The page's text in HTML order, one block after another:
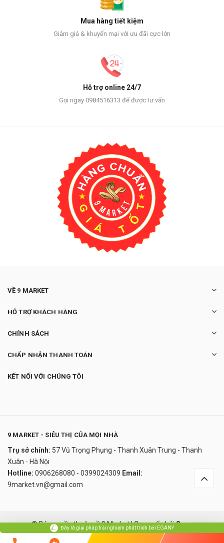
Mua hàng tiết kiệm
Giảm giá & khuyến mại với ưu đãi cực lớn
Hỗ trợ online 24/7
Gọi ngay 0984516313 để được tư vấn
VỀ 9 MARKET
HỖ TRỢ KHÁCH HÀNG
CHÍNH SÁCH
CHẤP NHẬN THANH TOÁN
KẾT NỐI VỚI CHÚNG TÔI
9 MARKET - SIÊU THỊ CỦA MỌI NHÀ
Trụ sở chính: 57 Vũ Trọng Phụng - Thanh Xuân Trung - Thanh
Xuân - Hà Nội
Hotline: 0906268080 - 0399024309 Email:
9market.vn@gmail.com
© Bản quyền thuộc về 9 Market|Cung cấp bởiSapo
Thép Không Gỉ
780.000₫
Đây là giải pháp trải nghiệm phát triển bởi EGANY
Đây là giải pháp trải nghiệm phát triển bởi EGANY